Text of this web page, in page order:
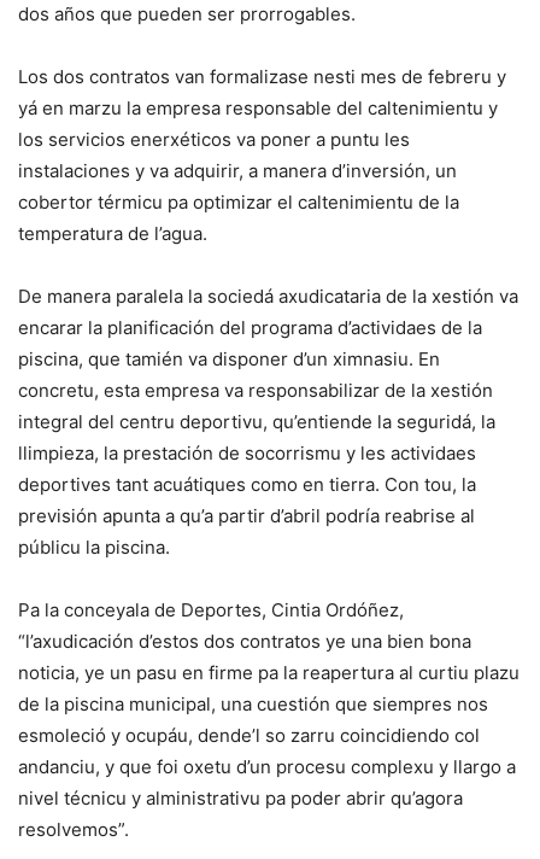
dos años que pueden ser prorrogables.
Los dos contratos van formalizase nesti mes de febreru y
yá en marzu la empresa responsable del caltenimientu y
los servicios enerxéticos va poner a puntu les
instalaciones y va adquirir, a manera d’inversión, un
cobertor térmicu pa optimizar el caltenimientu de la
temperatura de l’agua.
De manera paralela la sociedá axudicataria de la xestión va
encarar la planificación del programa d’actividaes de la
piscina, que tamién va disponer d’un ximnasiu. En
concretu, esta empresa va responsabilizar de la xestión
integral del centru deportivu, qu’entiende la seguridá, la
llimpieza, la prestación de socorrismu y les actividaes
deportives tant acuátiques como en tierra. Con tou, la
previsión apunta a qu’a partir d’abril podría reabrise al
públicu la piscina.
Pa la conceyala de Deportes, Cintia Ordóñez,
“l’axudicación d’estos dos contratos ye una bien bona
noticia, ye un pasu en firme pa la reapertura al curtiu plazu
de la piscina municipal, una cuestión que siempres nos
esmoleció y ocupáu, dende’l so zarru coincidiendo col
andanciu, y que foi oxetu d’un procesu complexu y llargo a
nivel técnicu y alministrativu pa poder abrir qu’agora
resolvemos”.